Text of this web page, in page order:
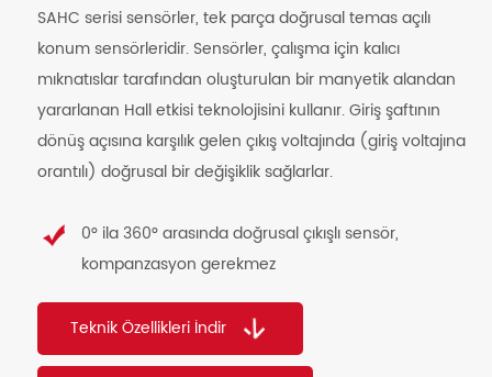
SAHC serisi sensörler, tek parça doğrusal temas açılı
konum sensörleridir. Sensörler, çalışma için kalıcı
mıknatıslar tarafından oluşturulan bir manyetik alandan
yararlanan Hall etkisi teknolojisini kullanır. Giriş şaftının
dönüş açısına karşılık gelen çıkış voltajında ​​(giriş voltajına
orantılı) doğrusal bir değişiklik sağlarlar.
0° ila 360° arasında doğrusal çıkışlı sensör,
kompanzasyon gerekmez
Teknik Özellikleri İndir